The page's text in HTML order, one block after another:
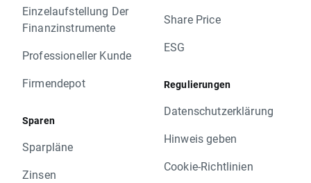
Einzelaufstellung Der
Finanzinstrumente
Professioneller Kunde
Firmendepot
Sparen
Sparpläne
Zinsen
Share Price
ESG
Regulierungen
Datenschutzerklärung
Hinweis geben
Cookie-Richtlinien